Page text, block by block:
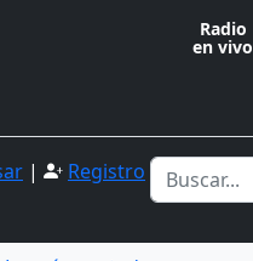
Radio
en vivo
| Registro